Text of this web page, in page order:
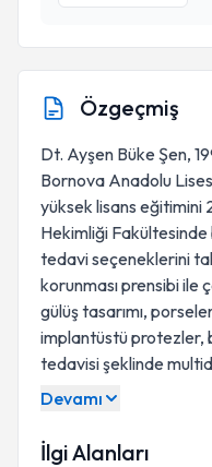
Özgeçmiş
Dt. Ayşen Büke Şen,
Bornova Anadolu
yüksek lisans eğitimini
Hekimliği Fakültesinde
tedavi seçeneklerini
korunması prensibi ile
gülüş tasarımı,
implantüstü protezler,
tedavisi şeklinde
Devamı
İlgi Alanları